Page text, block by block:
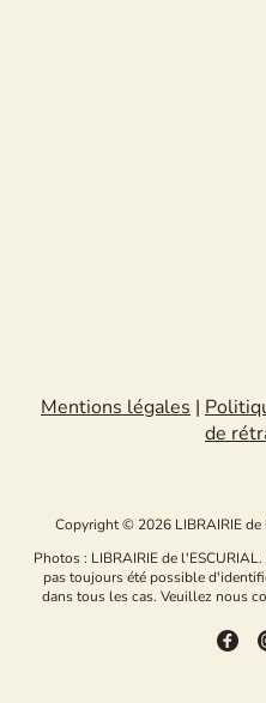
Mentions légales |
de
Copyright © 2026 LIBRAIRIE de
Photos : LIBRAIRIE de
pas toujours été possible
dans tous les cas. Veuillez nous